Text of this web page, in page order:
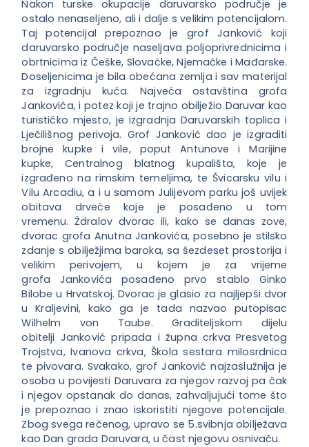
Nakon turske okupacije daruvarsko područje je
ostalo nenaseljeno, ali i dalje s velikim potencijalom.
Taj potencijal prepoznao je grof Janković koji
daruvarsko područje naseljava poljoprivrednicima i
obrtnicima iz Češke, Slovačke, Njemačke i Mađarske.
Doseljenicima je bila obećana zemlja i sav materijal
za izgradnju kuća. Najveća ostavština grofa
Jankovića, i potez koji je trajno obilježio Daruvar kao
turističko mjesto, je izgradnja Daruvarskih toplica i
Lječilišnog perivoja. Grof Janković dao je izgraditi
brojne kupke i vile, poput Antunove i Marijine
kupke, Centralnog blatnog kupališta, koje je
izgrađeno na rimskim temeljima, te Švicarsku vilu i
Vilu Arcadiu, a i u samom Julijevom parku još uvijek
obitava drveće koje je posađeno u tom
vremenu. Ždralov dvorac ili, kako se danas zove,
dvorac grofa Anutna Jankovića, posebno je stilsko
zdanje s obilježjima baroka, sa šezdeset prostorija i
velikim perivojem, u kojem je za vrijeme
grofa Jankovića posađeno prvo stablo Ginko
Bilobe u Hrvatskoj. Dvorac je glasio za najljepši dvor
u Kraljevini, kako ga je tada nazvao putopisac
Wilhelm von Taube. Graditeljskom dijelu
obitelji Janković pripada i župna crkva Presvetog
Trojstva, Ivanova crkva, Škola sestara milosrdnica
te pivovara. Svakako, grof Janković najzaslužnija je
osoba u povijesti Daruvara za njegov razvoj pa čak
i njegov opstanak do danas, zahvaljujući tome što
je prepoznao i znao iskoristiti njegove potencijale.
Zbog svega rečenog, upravo se 5.svibnja obilježava
kao Dan grada Daruvara, u čast njegovu osnivaču.